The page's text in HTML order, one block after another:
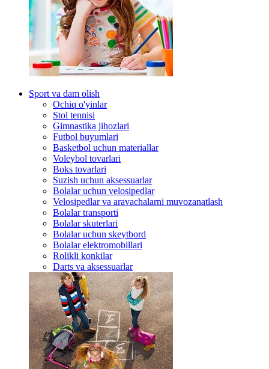
Sport va dam olish
Ochiq o'yinlar
Stol tennisi
Gimnastika jihozlari
Futbol buyumlari
Basketbol uchun materiallar
Voleybol tovarlari
Boks tovarlari
Suzish uchun aksessuarlar
Bolalar uchun velosipedlar
Velosipedlar va aravachalarni muvozanatlash
Bolalar transporti
Bolalar skuterlari
Bolalar uchun skeytbord
Bolalar elektromobillari
Rolikli konkilar
Darts va aksessuarlar